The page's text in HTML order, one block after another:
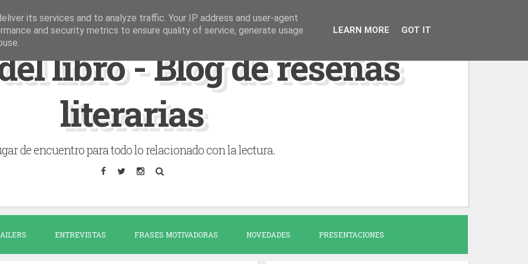
libro - Blog de reseñas
literarias
de encuentro para todo lo relacionado con la lectura.
ENTREVISTAS FRASES MOTIVADORAS NOVEDADES PRESENTACIONES
its services and to analyze traffic. Your IP address and user-agent
and security metrics to ensure quality of service, generate usage
LEARN MORE GOT IT